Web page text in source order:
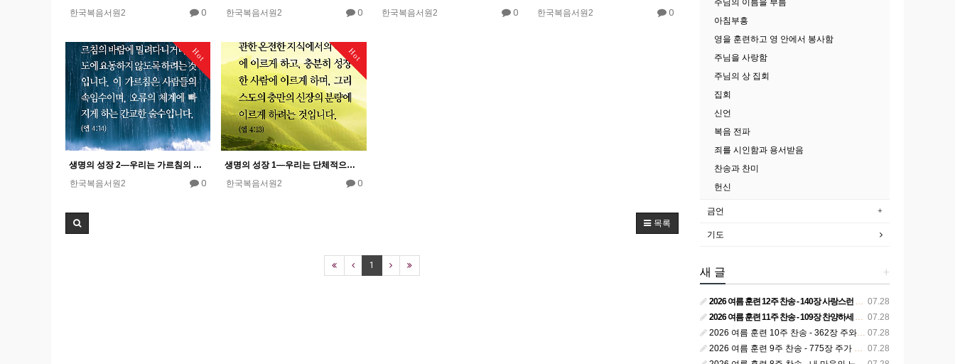
한국복음서원2
0
한국복음서원2
0
한국복음서원2
0
한국복음서원2
0
Hot
생명의 성장 2―우리는 가르침의 바람과 파도를 피하기 위해 생명 안에서 자랄 필요가 있다. 우리는 더 이상 …
한국복음서원2
0
Hot
생명의 성장 1―우리는 단체적으로 자라서 장성한 사람이 되어야 한다.
한국복음서원2
0
목록
1
주님의 이름을 부름
아침부흥
영을 훈련하고 영 안에서 봉사함
주님을 사랑함
주님의 상 집회
집회
신언
복음 전파
죄를 시인함과 용서받음
찬송과 찬미
헌신
금언
기도
+
새 글
07.28
2026 여름 훈련 12주 찬송 - 140장 사랑스런 나의 신랑
07.28
2026 여름 훈련 11주 찬송 - 109장 찬양하세 주의 승리
07.28
2026 여름 훈련 10주 찬송 - 362장 주와 함께 못 박혀서
07.28
2026 여름 훈련 9주 찬송 - 775장 주가 구속하신 백성